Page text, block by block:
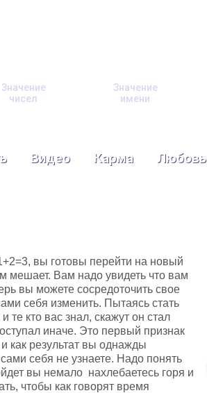
Значение
чисел
Значение
имени
Видео Карма
Любовь
вы готовы перейти на новый
мешает. Вам надо увидеть что вам
вы можете сосредоточить свое
себя изменить. Пытаясь стать
те кто вас знал, скажут он стал
иначе. Это первый признак
как результат вы однажды
себя не узнаете. Надо понять
вы немало нахлебаетесь горя и
чтобы как говорят время